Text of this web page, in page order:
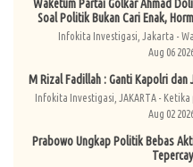
Waketum Partai Golkar Ahmad
Soal Politik Bukan Cari Enak,
Infokita Investigasi, Jakarta -
Aug 06
M Rizal Fadillah : Ganti Kapolri dan
Infokita Investigasi, JAKARTA -
Aug 02
Prabowo Ungkap Politik Bebas